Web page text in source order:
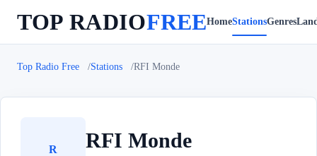
TOP RADIOFREEHomeStationsGenres
Top Radio Free Stations RFI Monde
R RFI Monde